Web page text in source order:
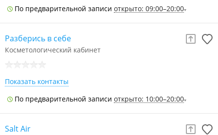
По предварительной записи открыто: 09:00–20:00
Разберись в себе
Косметологический кабинет
Показать контакты
По предварительной записи открыто: 10:00–20:00
Salt Air